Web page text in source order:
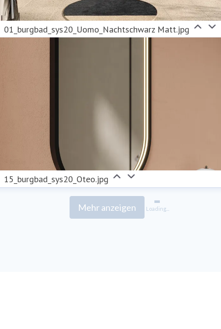
01_burgbad_sys20_Uomo_Nachtschwarz Matt.jpg
15_burgbad_sys20_Oteo.jpg
Mehr anzeigen Loading...